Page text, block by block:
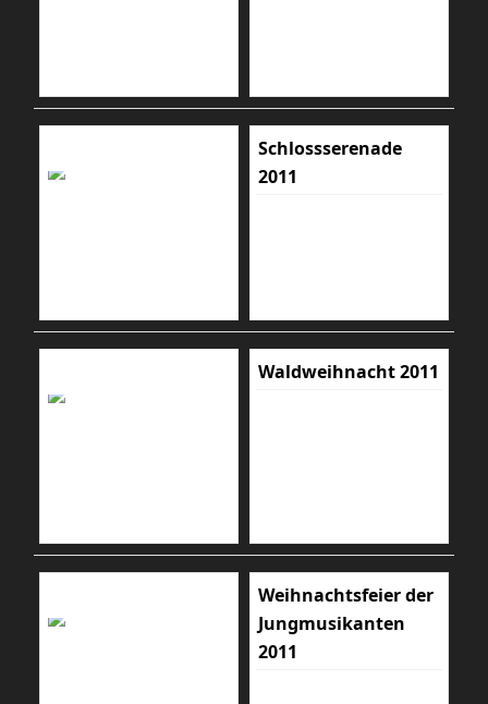
Schlossserenade
2011
Waldweihnacht 2011
Weihnachtsfeier der
Jungmusikanten
2011